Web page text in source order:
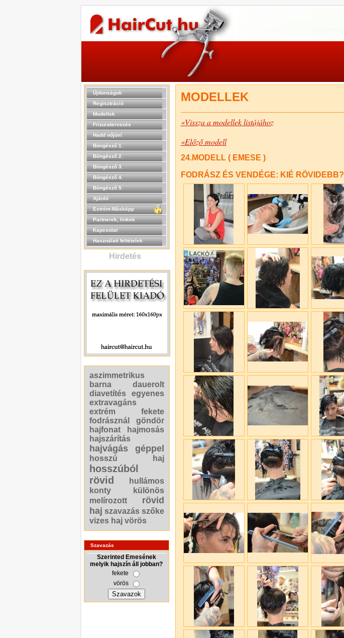
Újdonságok
Regisztráció
Modellek
Frizuratervezés
Hadd nőjön!
Böngésző 1.
Böngésző 2.
Böngésző 3.
Böngésző 4.
Böngésző 5.
Ajánló
Extrém-Másképp
Partnerek, linkek
Kapcsolat
Használati feltételek
Hirdetés
aszimmetrikus
barna
dauerolt
diavetítés
egyenes
extravagáns
extrém
fekete
fodrásznál
göndör
hajfonat
hajmosás
hajszárítás
hajvágás géppel
hosszú haj
hosszúból
rövid
hullámos
konty
különös
melírozott
rövid
haj szavazás szőke
vizes haj vörös
Szavazás
Szerinted Emesének
melyik hajszín áll jobban?
fekete
vörös
MODELLEK
«Vissza a modellek listájához
«Előző modell
24.MODELL ( EMESE )
FODRÁSZ ÉS VENDÉGE: KIÉ RÖVIDEBB?